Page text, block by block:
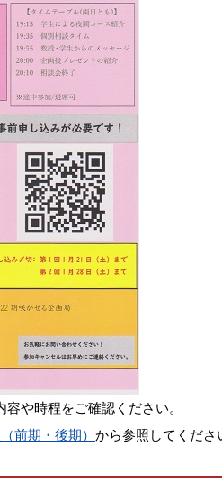
や時程をご確認ください。
前期・後期） から参照してくださ